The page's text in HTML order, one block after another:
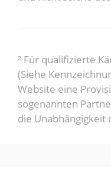
² Für qualifizierte
(Siehe
Website eine
sogenannten
die